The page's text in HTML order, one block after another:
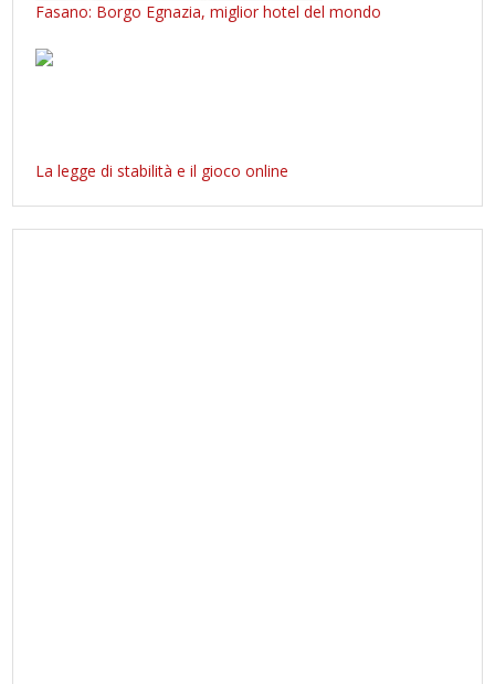
Fasano: Borgo Egnazia, miglior hotel del mondo
La legge di stabilità e il gioco online